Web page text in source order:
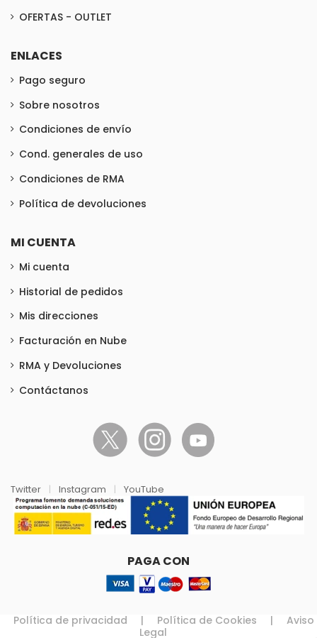
OFERTAS - OUTLET
ENLACES
Pago seguro
Sobre nosotros
Condiciones de envío
Cond. generales de uso
Condiciones de RMA
Política de devoluciones
MI CUENTA
Mi cuenta
Historial de pedidos
Mis direcciones
Facturación en Nube
RMA y Devoluciones
Contáctanos
Twitter | Instagram | YouTube
PAGA CON
Política de privacidad | Política de Cookies |
Aviso
Legal